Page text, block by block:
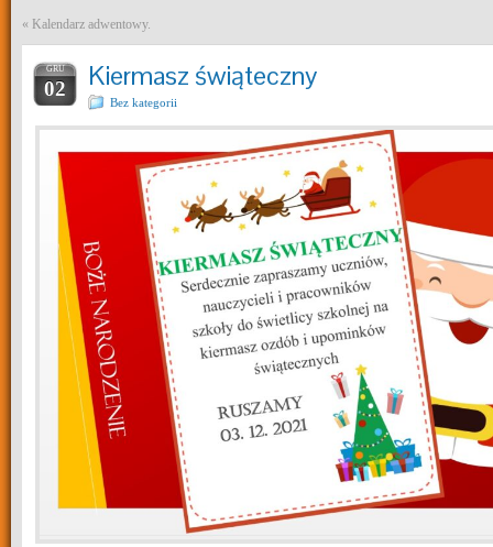
« Kalendarz adwentowy.
GRU
02 Kiermasz świąteczny
Bez kategorii